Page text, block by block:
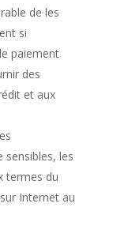
de les
si
paiement
des
et aux
sensibles, les
termes du
Internet au